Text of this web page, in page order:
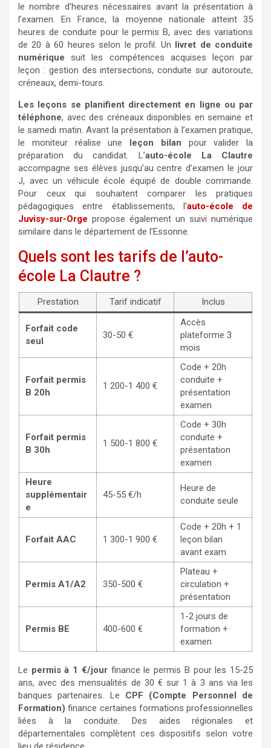
le nombre d’heures nécessaires avant la présentation à
l’examen. En France, la moyenne nationale atteint 35
heures de conduite pour le permis B, avec des variations
de 20 à 60 heures selon le profil. Un livret de conduite
numérique suit les compétences acquises leçon par
leçon : gestion des intersections, conduite sur autoroute,
créneaux, demi-tours.
Les leçons se planifient directement en ligne ou par
téléphone, avec des créneaux disponibles en semaine et
le samedi matin. Avant la présentation à l’examen pratique,
le moniteur réalise une leçon bilan pour valider la
préparation du candidat. L’auto-école La Clautre
accompagne ses élèves jusqu’au centre d’examen le jour
J, avec un véhicule école équipé de double commande.
Pour ceux qui souhaitent comparer les pratiques
pédagogiques entre établissements, l’auto-école de
Juvisy-sur-Orge propose également un suivi numérique
similaire dans le département de l’Essonne.
Quels sont les tarifs de l’auto-
école La Clautre ?
Prestation Tarif indicatif Inclus
Forfait code
seul
30-50 €
Accès
plateforme 3
mois
Forfait permis
B 20h
1 200-1 400 €
Code + 20h
conduite +
présentation
examen
Forfait permis
B 30h
1 500-1 800 €
Code + 30h
conduite +
présentation
examen
Heure
supplémentair
e
45-55 €/h
Heure de
conduite seule
Forfait AAC 1 300-1 900 €
Code + 20h + 1
leçon bilan
avant exam
Permis A1/A2 350-500 €
Plateau +
circulation +
présentation
Permis BE 400-600 €
1-2 jours de
formation +
examen
Le permis à 1 €/jourfinance le permis B pour les 15-25
ans, avec des mensualités de 30 € sur 1 à 3 ans via les
banques partenaires. Le CPF (Compte Personnel de
Formation) finance certaines formations professionnelles
liées à la conduite. Des aides régionales et
départementales complètent ces dispositifs selon votre